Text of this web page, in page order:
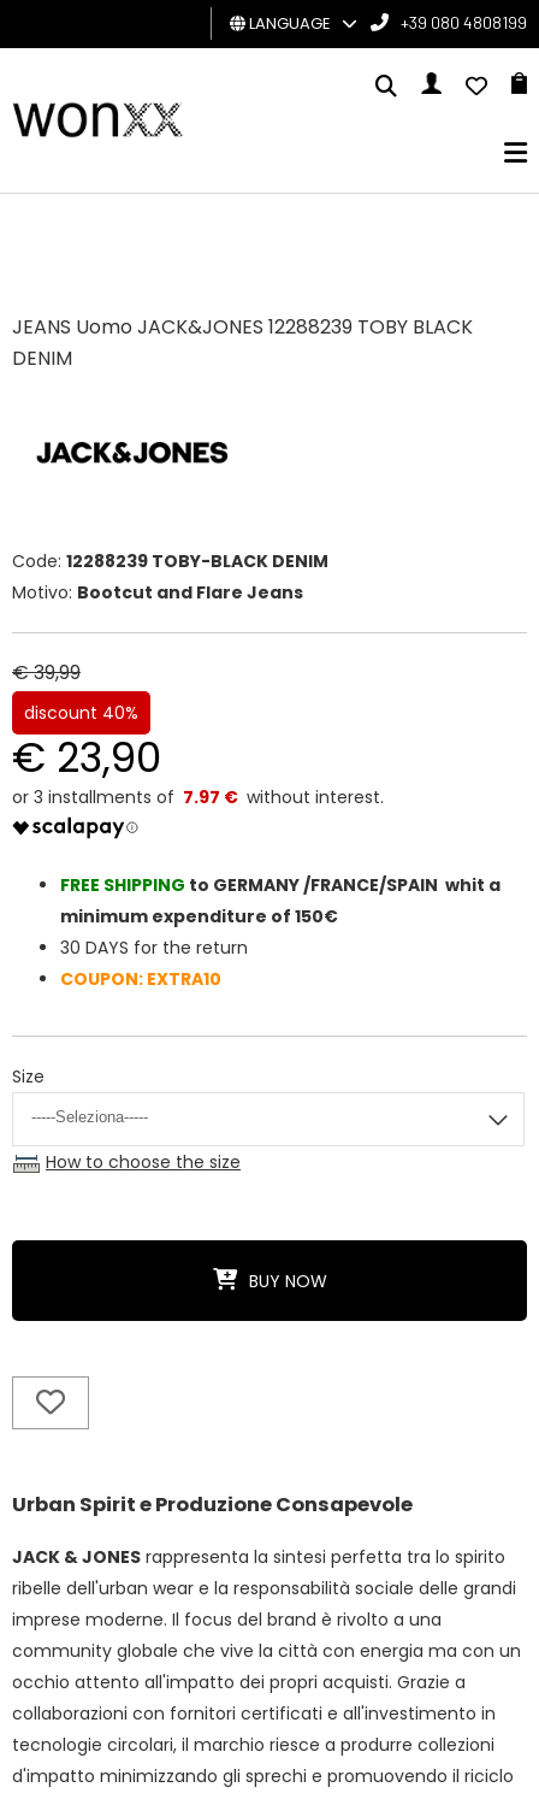
MAN
LANGUAGE +39 080 4808199
JEANS Uomo JACK&JONES 12288239 TOBY BLACK
DENIM
Code: 12288239 TOBY-BLACK DENIM
Motivo: Bootcut and Flare Jeans
€ 39,99
discount 40%
€ 23,90
7.97 €
FREE SHIPPING to GERMANY /FRANCE/SPAIN whit a
minimum expenditure of 150€
30 DAYS for the return
COUPON: EXTRA10
Size
How to choose the size
BUY NOW
Urban Spirit e Produzione Consapevole
JACK & JONES rappresenta la sintesi perfetta tra lo spirito
ribelle dell'urban wear e la responsabilità sociale delle grandi
imprese moderne. Il focus del brand è rivolto a una
community globale che vive la città con energia ma con un
occhio attento all'impatto dei propri acquisti. Grazie a
collaborazioni con fornitori certificati e all'investimento in
tecnologie circolari, il marchio riesce a produrre collezioni
d'impatto minimizzando gli sprechi e promuovendo il riciclo